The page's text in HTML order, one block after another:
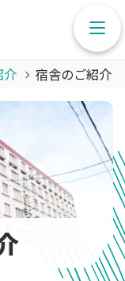
介 宿舎のご紹介